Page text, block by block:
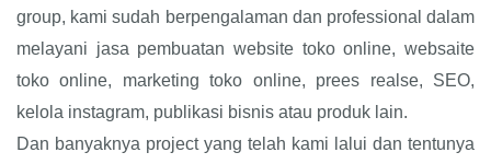
group, kami sudah berpengalaman dan professional dalam
melayani jasa pembuatan website toko online, websaite
toko online, marketing toko online, prees realse, SEO,
kelola instagram, publikasi bisnis atau produk lain.
Dan banyaknya project yang telah kami lalui dan tentunya